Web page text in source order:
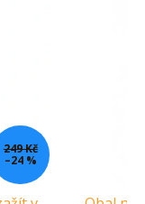
249 Kč
–24 %